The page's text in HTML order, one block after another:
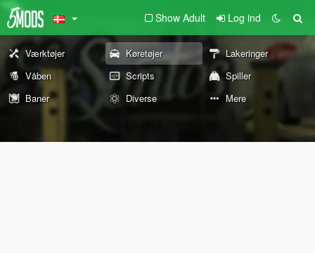
Show Adult Log ind
Værktøjer Køretøjer
Lakeringer
Våben
Scripts
Spiller
Baner
Diverse Mere